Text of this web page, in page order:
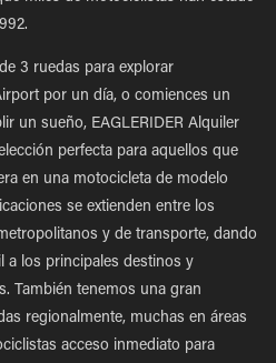
3 ruedas para explorar
por un día, o comiences un
un sueño, EAGLERIDER Alquiler
perfecta para aquellos que
en una motocicleta de modelo
se extienden entre los
y de transporte, dando
a los principales destinos y
También tenemos una gran
regionalmente, muchas en áreas
acceso inmediato para